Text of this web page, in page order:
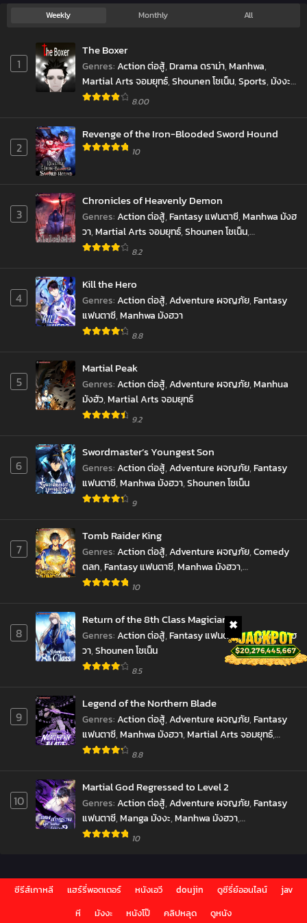
Legendary
Blacksmith
Vengeance
Weekly Monthly All
1
The Boxer
Genres:Action ต่อสู้,Drama ดราม่า,Manhwa,
Martial Arts จอมยุทธ์,Shounen โชเน็น,Sports,มังงะ
เกาหลี,มังฮวา8.00
2
Revenge of the Iron-Blooded Sword Hound
10
3
Chronicles of Heavenly Demon
Genres:Action ต่อสู้,Fantasy แฟนตาซี,Manhwa มังฮ
วา,Martial Arts จอมยุทธ์,Shounen โชเน็น,
Supernatural เหนือธรรมชาติ
8.2
4
Kill the Hero
Genres:Action ต่อสู้,Adventure ผจญภัย,Fantasy
แฟนตาซี,Manhwa มังฮวา
8.8
5
Martial Peak
Genres:Action ต่อสู้,Adventure ผจญภัย,Manhua
มังฮัว,Martial Arts จอมยุทธ์
9.2
6
Swordmaster’s Youngest Son
Genres:Action ต่อสู้,Adventure ผจญภัย,Fantasy
แฟนตาซี,Manhwa มังฮวา,Shounen โชเน็น
9
7
Tomb Raider King
Genres:Action ต่อสู้,Adventure ผจญภัย,Comedy
ตลก,Fantasy แฟนตาซี,Manhwa มังฮวา,
Reincarnation เกิดใหม่
ราชันยมทูต
10
8
Return of the 8th Class Magician
Genres:Action ต่อสู้,Fantasy แฟนตาซี,Manhwa มังฮ
วา,Shounen โชเน็น
8.5
9
Legend of the Northern Blade
Genres:Action ต่อสู้,Adventure ผจญภัย,Fantasy
แฟนตาซี,Manhwa มังฮวา,Martial Arts จอมยุทธ์,
Shounen โชเน็น
8.8
10
Martial God Regressed to Level 2
Genres:Action ต่อสู้,Adventure ผจญภัย,Fantasy
แฟนตาซี,Manga มังงะ,Manhwa มังฮวา,
Reincarnation เกิดใหม่
10
ซีรีส์เกาหลี แฮร์รี่พอตเตอร์ หนังเอวี doujin ดูซีรี่ย์ออนไลน์
jav
หี
มังงะ หนังโป๊ คลิปหลุด ดูหนัง